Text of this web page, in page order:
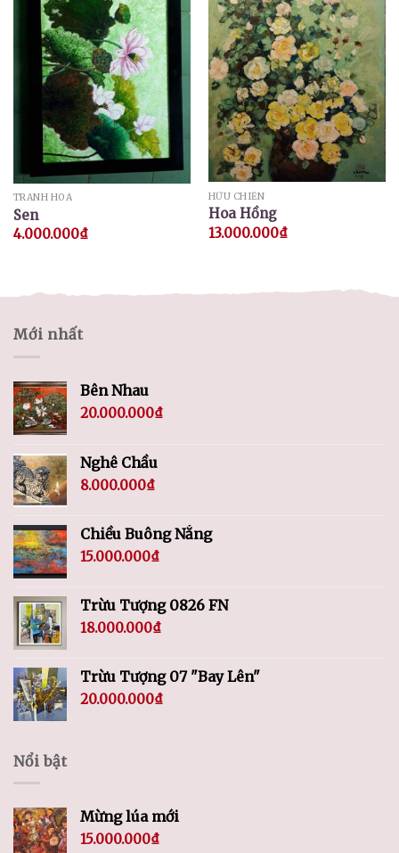
TRANH HOA
Sen
4.000.000₫
HỮU CHIẾN
Hoa Hồng
13.000.000₫
Mới nhất
Bên Nhau
20.000.000₫
Nghê Chầu
8.000.000₫
Chiều Buông Nắng
15.000.000₫
Trừu Tượng 0826 FN
18.000.000₫
Trừu Tượng 07 "Bay Lên"
20.000.000₫
Nổi bật
Mừng lúa mới
15.000.000₫